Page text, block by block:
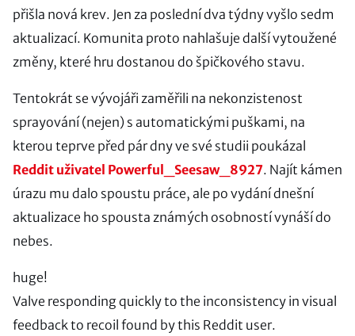
přišla nová krev. Jen za poslední dva týdny vyšlo sedm
aktualizací. Komunita proto nahlašuje další vytoužené
změny, které hru dostanou do špičkového stavu.
Tentokrát se vývojáři zaměřili na nekonzistenost
sprayování (nejen) s automatickými puškami, na
kterou teprve před pár dny ve své studii poukázal
Reddit uživatel Powerful_Seesaw_8927. Najít kámen
úrazu mu dalo spoustu práce, ale po vydání dnešní
aktualizace ho spousta známých osobností vynáší do
nebes.
huge!
Valve responding quickly to the inconsistency in visual
feedback to recoil found by this Reddit user.